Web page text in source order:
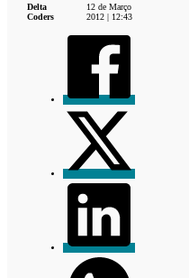
Delta
Coders
12 de Março
2012 | 12:43